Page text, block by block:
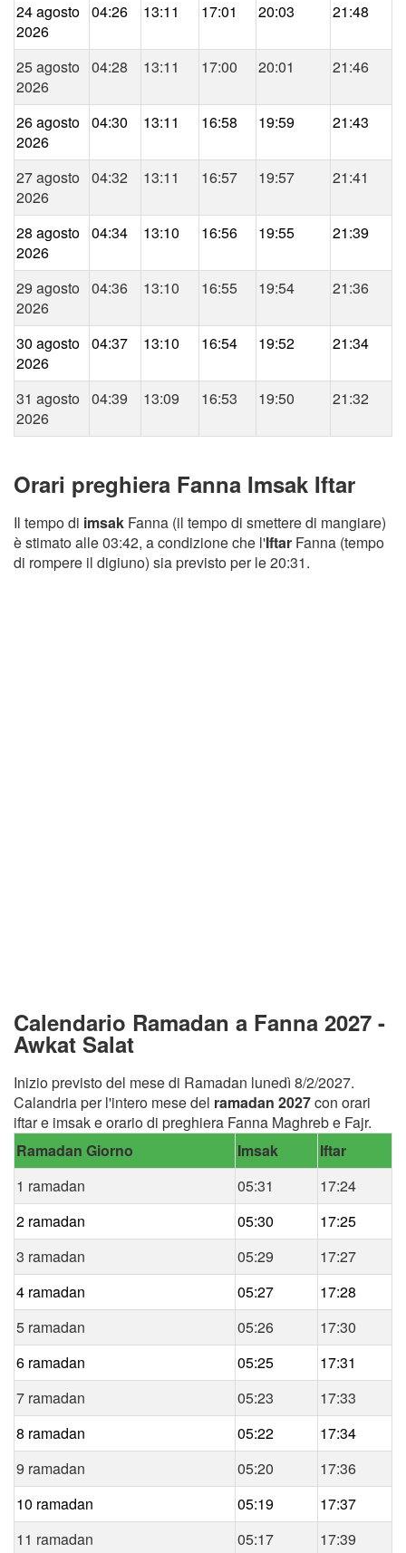
24 agosto
2026
04:26 13:11 17:01 20:03 21:48
25 agosto
2026
04:28 13:11 17:00 20:01 21:46
26 agosto
2026
04:30 13:11 16:58 19:59 21:43
27 agosto
2026
04:32 13:11 16:57 19:57 21:41
28 agosto
2026
04:34 13:10 16:56 19:55 21:39
29 agosto
2026
04:36 13:10 16:55 19:54 21:36
30 agosto
2026
04:37 13:10 16:54 19:52 21:34
31 agosto
2026
04:39 13:09 16:53 19:50 21:32
Orari preghiera Fanna Imsak Iftar
Il tempo di imsak Fanna (il tempo di smettere di mangiare)
è stimato alle 03:42, a condizione che l'Iftar Fanna (tempo
di rompere il digiuno) sia previsto per le 20:31.
Calendario Ramadan a Fanna 2027 -
Awkat Salat
Inizio previsto del mese di Ramadan lunedì 8/2/2027.
Calandria per l'intero mese del ramadan 2027con orari
iftar e imsak e orario di preghiera Fanna Maghreb e Fajr.
Ramadan Giorno
Imsak
Iftar
1 ramadan
05:31
17:24
2 ramadan
05:30
17:25
3 ramadan
05:29
17:27
4 ramadan
05:27
17:28
5 ramadan
05:26
17:30
6 ramadan
05:25
17:31
7 ramadan
05:23
17:33
8 ramadan
05:22
17:34
9 ramadan
05:20
17:36
10 ramadan
05:19
17:37
11 ramadan
05:17 17:39